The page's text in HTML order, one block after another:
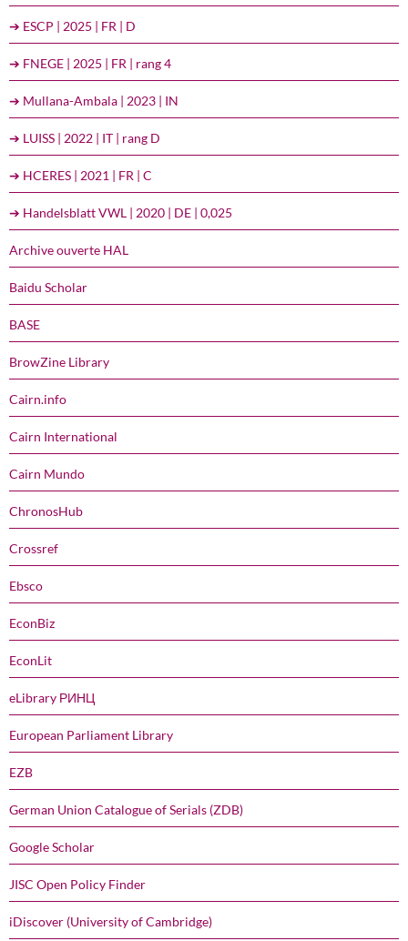
➔ ESCP | 2025 | FR | D
➔ FNEGE | 2025 | FR | rang 4
➔ Mullana-Ambala | 2023 | IN
➔ LUISS | 2022 | IT | rang D
➔ HCERES | 2021 | FR | C
➔ Handelsblatt VWL | 2020 | DE | 0,025
Archive ouverte HAL
Baidu Scholar
BASE
BrowZine Library
Cairn.info
Cairn International
Cairn Mundo
ChronosHub
Crossref
Ebsco
EconBiz
EconLit
eLibrary РИНЦ
European Parliament Library
EZB
German Union Catalogue of Serials (ZDB)
Google Scholar
JISC Open Policy Finder
iDiscover (University of Cambridge)